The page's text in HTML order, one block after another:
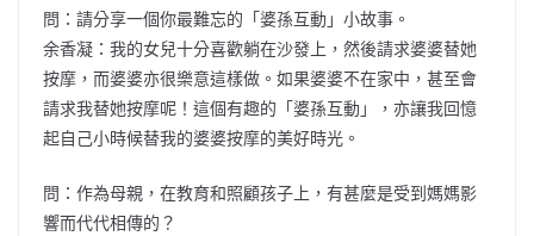
問：請分享一個你最難忘的「婆孫互動」小故事。
余香凝：我的女兒十分喜歡躺在沙發上，然後請求婆婆替她
按摩，而婆婆亦很樂意這樣做。如果婆婆不在家中，甚至會
請求我替她按摩呢！這個有趣的「婆孫互動」，亦讓我回憶
起自己小時候替我的婆婆按摩的美好時光。
問：作為母親，在教育和照顧孩子上，有甚麼是受到媽媽影
響而代代相傳的？